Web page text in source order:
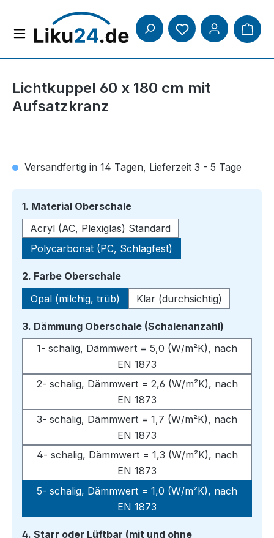
Zum Hauptinhalt springen
Lichtkuppel 60 x 180 cm mit
Aufsatzkranz
Versandfertig in 14 Tagen, Lieferzeit 3 - 5 Tage
1. Material Oberschaleauswählen
Acryl (AC, Plexiglas) Standard
Polycarbonat (PC, Schlagfest)
2. Farbe Oberschaleauswählen
Opal (milchig, trüb)
Klar (durchsichtig)
3. Dämmung Oberschale (Schalenanzahl)
1- schalig, Dämmwert = 5,0 (W/m²K), nach
EN 1873
2- schalig, Dämmwert = 2,6 (W/m²K), nach
EN 1873
3- schalig, Dämmwert = 1,7 (W/m²K), nach
EN 1873
4- schalig, Dämmwert = 1,3 (W/m²K), nach
EN 1873
5- schalig, Dämmwert = 1,0 (W/m²K), nach
EN 1873
4. Starr oder Lüftbar (mit und ohne